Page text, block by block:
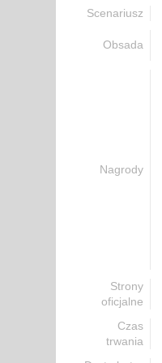
Scenariusz
Obsada
Nagrody
Strony
oficjalne
Czas
trwania